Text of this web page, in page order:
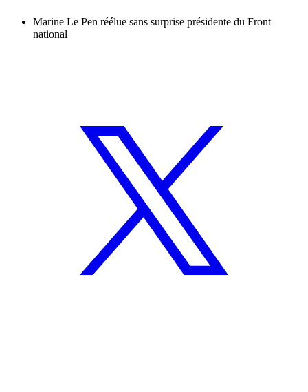
Marine Le Pen réélue sans surprise présidente du Front
national